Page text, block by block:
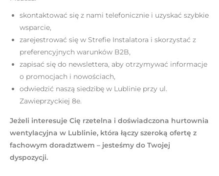
skontaktować się z nami telefonicznie i uzyskać szybkie
wsparcie,
zarejestrować się w Strefie Instalatora i skorzystać z
preferencyjnych warunków B2B,
zapisać się do newslettera, aby otrzymywać informacje
o promocjach i nowościach,
odwiedzić naszą siedzibę w Lublinie przy ul.
Zawieprzyckiej 8e.
Jeżeli interesuje Cię rzetelna i doświadczona hurtownia
wentylacyjna w Lublinie, która łączy szeroką ofertę z
fachowym doradztwem – jesteśmy do Twojej
dyspozycji.